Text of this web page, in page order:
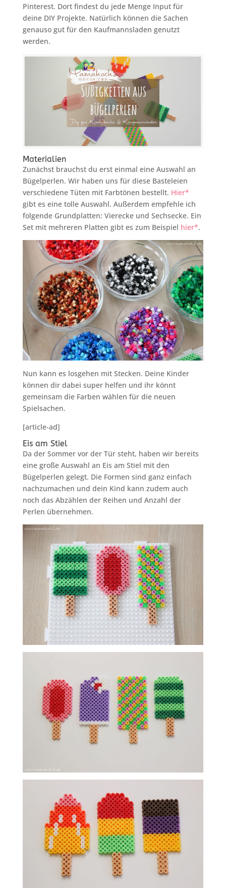
Pinterest. Dort findest du jede Menge Input für
deine DIY Projekte. Natürlich können die Sachen
genauso gut für den Kaufmannsladen genutzt
werden.
Materialien
Zunächst brauchst du erst einmal eine Auswahl an
Bügelperlen. Wir haben uns für diese Basteleien
verschiedene Tüten mit Farbtönen bestellt. Hier*
gibt es eine tolle Auswahl. Außerdem empfehle ich
folgende Grundplatten: Vierecke und Sechsecke. Ein
Set mit mehreren Platten gibt es zum Beispiel hier*.
Nun kann es losgehen mit Stecken. Deine Kinder
können dir dabei super helfen und ihr könnt
gemeinsam die Farben wählen für die neuen
Spielsachen.
[article-ad]
Eis am Stiel
Da der Sommer vor der Tür steht, haben wir bereits
eine große Auswahl an Eis am Stiel mit den
Bügelperlen gelegt. Die Formen sind ganz einfach
nachzumachen und dein Kind kann zudem auch
noch das Abzählen der Reihen und Anzahl der
Perlen übernehmen.